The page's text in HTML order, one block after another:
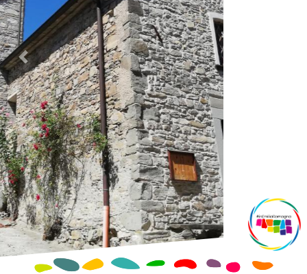
Précédent